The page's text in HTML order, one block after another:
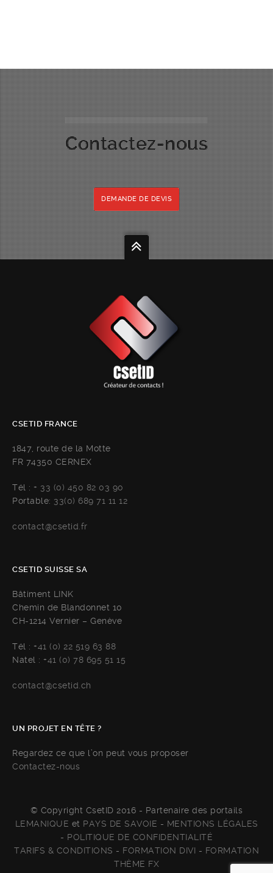
Contactez-nous
DEMANDE DE DEVIS
CSETID FRANCE
1847, route de la Motte
FR 74350 CERNEX
Tél : + 33 (0) 450 82 03 90
Portable: 33(0) 689 71 11 12
contact@csetid.fr
CSETID SUISSE SA
Bâtiment LINK
Chemin de Blandonnet 10
CH-1214 Vernier – Genève
Tél : +41 (0) 22 519 63 88
Natel : +41 (0) 78 695 51 15
contact@csetid.ch
UN PROJET EN TÊTE ?
Regardez ce que l’on peut vous proposer
Contactez-nous
© Copyright CsetID 2016 - Partenaire des portails
LEMANIQUE et PAYS DE SAVOIE - MENTIONS LÉGALES
- POLITIQUE DE CONFIDENTIALITÉ
TARIFS & CONDITIONS - FORMATION DIVI - FORMATION
THÈME FX